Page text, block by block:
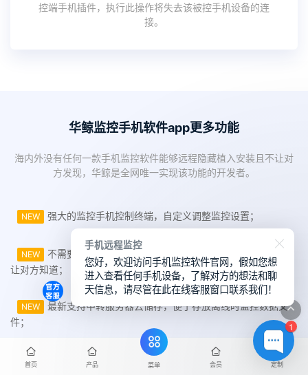
控端手机插件，执行此操作将失去该被控手机设备的连
接。
华鲸监控手机软件app更多功能
海内外没有任何一款手机监控软件能够远程隐藏植入安装且不让对
方发现，华鲸是全网唯一实现该功能的开发者。
NEW 强大的监控手机控制终端，自定义调整监控设置；
NEW
不需要对方同意或授权，隐藏式植入安装监控不被发现/不
让对方知道；
NEW
最新支持中转服务器云储存，便于存放离线时监控数据文
件；
NEW
支持微信、抖音、快手、WhatsApp、Facebook等社交软
首页 产品 菜单 会员 定制
1
手机远程监控
您好，欢迎访问手机监控软件官网，假如您想
进入查看任何手机设备，了解对方的想法和聊
天信息，请尽管在此在线客服窗口联系我们！